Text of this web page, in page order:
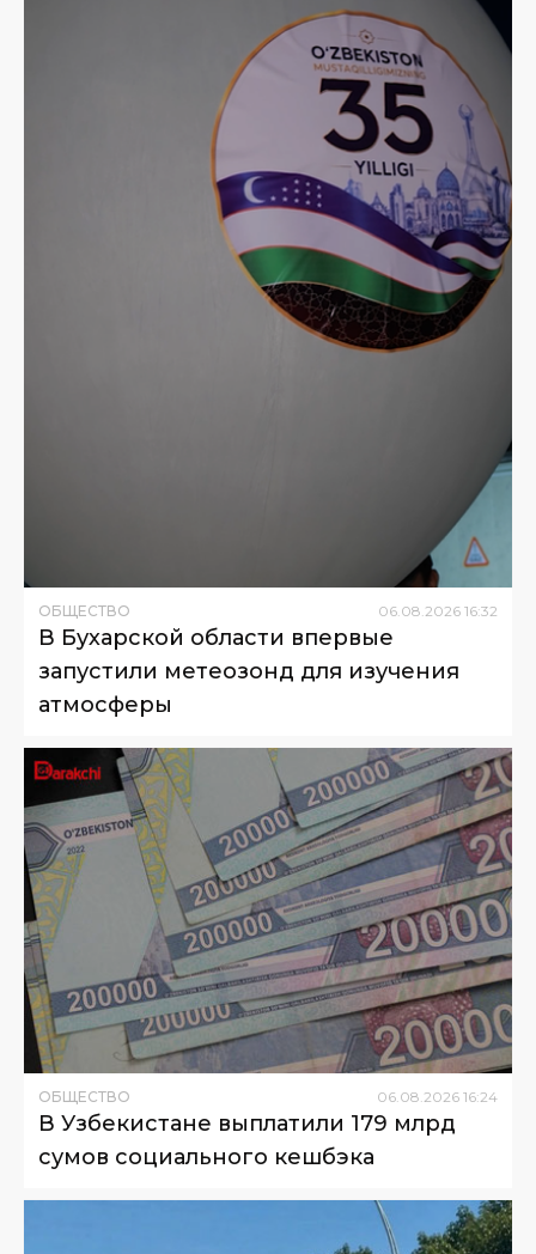
ОБЩЕСТВО 06.08.2026 16:32
В Бухарской области впервые
запустили метеозонд для изучения
атмосферы
ОБЩЕСТВО 06.08.2026 16:24
В Узбекистане выплатили 179 млрд
сумов социального кешбэка